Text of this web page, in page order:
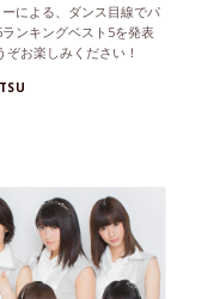
による、ダンス目線でパ
ンキングベスト5を発表
お楽しみください！